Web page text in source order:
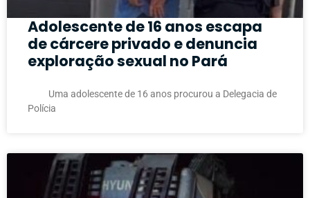
Adolescente de 16 anos escapa
de cárcere privado e denuncia
exploração sexual no Pará
Uma adolescente de 16 anos procurou a Delegacia de
Polícia